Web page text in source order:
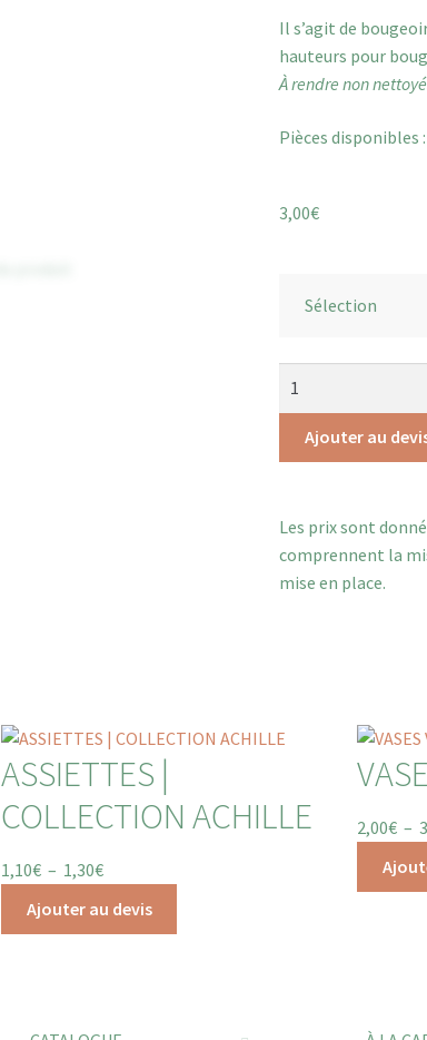
Il s’agit de
hauteurs pour
À rendre non
Pièces disponibles
3,00€
Sélection
Ajouter au
Les prix sont
comprennent la
mise en place.
ASSIETTES |
COLLECTION ACHILLE
1,10€ – 1,30€
Ajouter au devis
2,00€ –